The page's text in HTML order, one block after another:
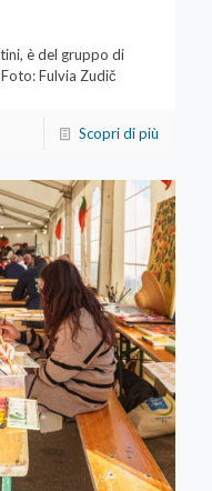
è del gruppo di
Fulvia Zudič
Scopri di più